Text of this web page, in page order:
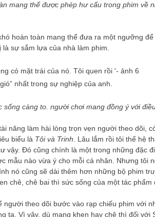
mang thể được phép hư cấu trong phim về
hoàn toàn mang thể đưa ra một ngưỡng
sự sắm lựa của nhà làm phim.
nhất trong sự nghiệp của anh.
càng to. người chơi mang đồng ý với
năng làm hài lòng trọn vẹn người theo dõi,
biểu là Tôi và Trinh . Lâu lắm rồi tôi thế hệ
vậy. Đó cũng chính là một trong những đặc
mẫu nào vừa ý cho mỗi cá nhân. Nhưng tôi
nó cũng sẽ dài thêm hơn những bộ phim
chê, chê bai thì sức sống của một tác phẩm
theo dõi bước vào rạp chiếu phim với
ta. Vì vậy, dù mang khen hay chê thì đối với